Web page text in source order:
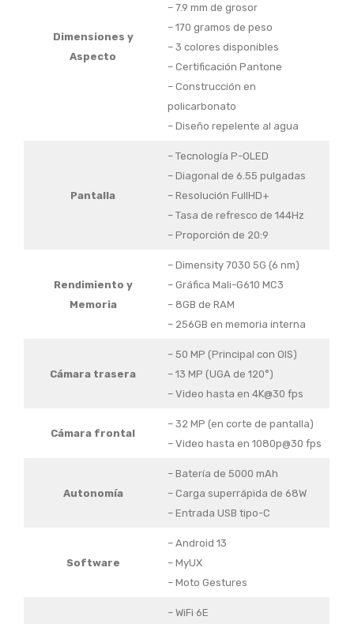
Dimensiones y
Aspecto
– 7.9 mm de grosor
– 170 gramos de peso
– 3 colores disponibles
– Certificación Pantone
– Construcción en
policarbonato
– Diseño repelente al agua
Pantalla
– Tecnología P-OLED
– Diagonal de 6.55 pulgadas
– Resolución FullHD+
– Tasa de refresco de 144Hz
– Proporción de 20:9
Rendimiento y
Memoria
– Dimensity 7030 5G (6 nm)
– Gráfica Mali-G610 MC3
– 8GB de RAM
– 256GB en memoria interna
Cámara trasera
– 50 MP (Principal con OIS)
– 13 MP (UGA de 120°)
– Video hasta en 4K@30 fps
Cámara frontal
– 32 MP (en corte de pantalla)
– Video hasta en 1080p@30 fps
Autonomía
– Batería de 5000 mAh
– Carga superrápida de 68W
– Entrada USB tipo-C
Software
– Android 13
– MyUX
– Moto Gestures
– WiFi 6E